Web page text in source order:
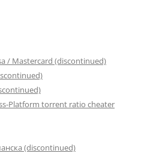
/ Mastercard (discontinued)
Platform torrent ratio cheater
(discontinued)